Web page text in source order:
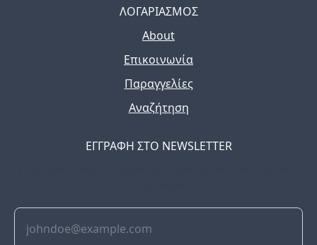
ΛΟΓΑΡΙΑΣΜΟΣ
About
Επικοινωνία
Παραγγελίες
Αναζήτηση
ΕΓΓΡΑΦΗ ΣΤΟ NEWSLETTER